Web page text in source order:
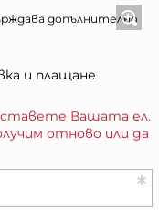
допълнително
и плащане
Вашата ел.
отново или да